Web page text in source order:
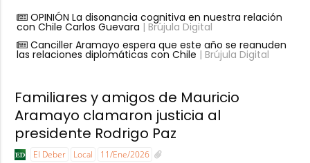
OPINIÓN La disonancia cognitiva en nuestra relación
con Chile Carlos Guevara | Brújula Digital
Canciller Aramayo espera que este año se reanuden
las relaciones diplomáticas con Chile | Brújula Digital
Familiares y amigos de Mauricio
Aramayo clamaron justicia al
presidente Rodrigo Paz
El Deber Local 11/Ene/2026